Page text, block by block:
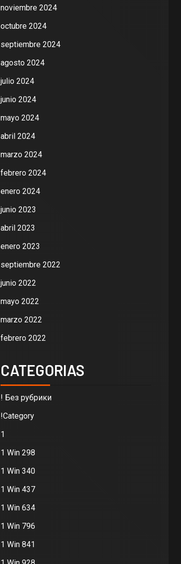
noviembre 2024
octubre 2024
septiembre 2024
agosto 2024
julio 2024
junio 2024
mayo 2024
abril 2024
marzo 2024
febrero 2024
enero 2024
junio 2023
abril 2023
enero 2023
septiembre 2022
junio 2022
mayo 2022
marzo 2022
febrero 2022
CATEGORIAS
! Без рубрики
!Category
1
1 Win 298
1 Win 340
1 Win 437
1 Win 634
1 Win 796
1 Win 841